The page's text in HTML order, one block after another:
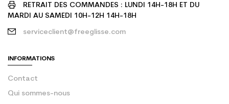
RETRAIT DES COMMANDES : LUNDI 14H-18H ET DU
MARDI AU SAMEDI 10H-12H 14H-18H
serviceclient@freeglisse.com
INFORMATIONS
Contact
Qui sommes-nous